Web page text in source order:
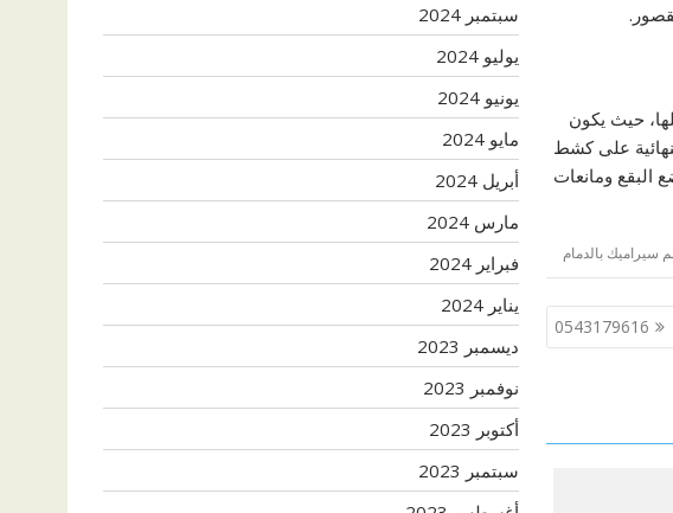
حيث يكون
على كشط
البقع ومانعات
سيراميك بالدمام
سبتمبر 2024
يوليو 2024
يونيو 2024
مايو 2024
أبريل 2024
مارس 2024
فبراير 2024
يناير 2024
ديسمبر 2023
نوفمبر 2023
أكتوبر 2023
سبتمبر 2023